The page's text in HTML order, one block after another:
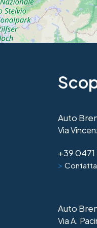
Auto
Via
+39
>
Auto
Via A.